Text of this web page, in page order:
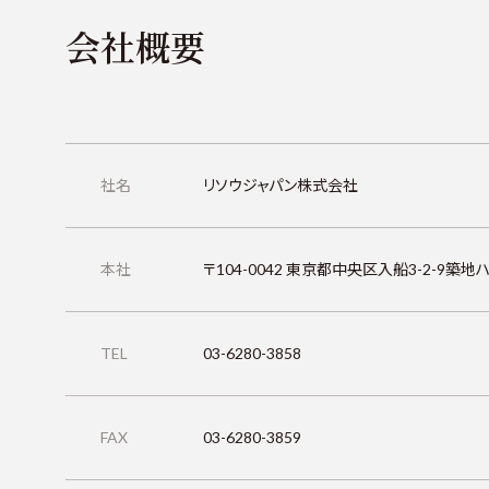
会社概要
社名 リソウジャパン株式会社
本社 〒104-0042 東京都中央区入船3-2-9築地
TEL 03-6280-3858
FAX 03-6280-3859